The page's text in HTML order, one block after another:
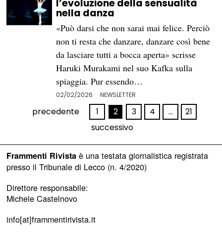
l’evoluzione della sensualità
nella danza
«Può darsi che non sarai mai felice. Perciò
non ti resta che danzare, danzare così bene
da lasciare tutti a bocca aperta» scrisse
Haruki Murakami nel suo Kafka sulla
spiaggia. Pur essendo…
02/02/2026 NEWSLETTER
precedente 1 2 3 4 …
21
successivo
Frammenti Rivistaè una testata giornalistica registrata
presso il Tribunale di Lecco (n. 4/2020)
Direttore responsabile:
Michele Castelnovo
info[at]frammentirivista.it